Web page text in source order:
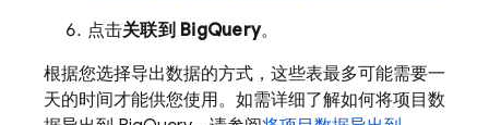
点击关联到 BigQuery。
根据您选择导出数据的方式，这些表最多可能需要一
天的时间才能供您使用。如需详细了解如何将项目数